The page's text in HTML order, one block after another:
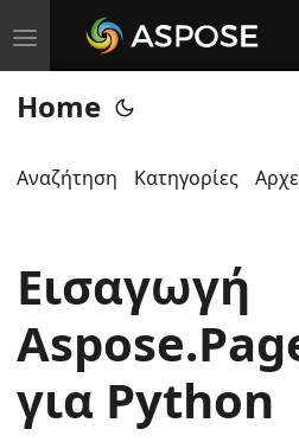
T
o
g
l
a
v
i
a
Home
Αναζήτηση Κατηγορίες
Εισαγωγή
για Python